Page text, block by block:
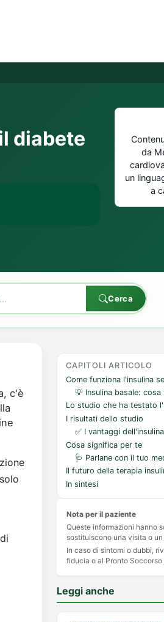
diabete
da
un
a
Cerca
c'è
CAPITOLI ARTICOLO
Come funziona l'insulina
💡 Insulina basale:
Lo studio che ha testato
I risultati dello studio
✅ I vantaggi
Cosa significa per te
🩺 Parlane con il tuo
Il futuro della terapia
In sintesi
Nota per il paziente
Queste informazioni hanno
sostituiscono una visita o
In caso di sintomi o dubbi,
fiducia o al Pronto
Leggi anche